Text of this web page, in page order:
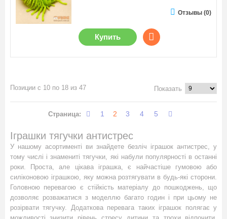
Отзывы (0)
Купить
Позиции с 10 по 18 из 47 Показать
Страница: 1 2 3 4 5
Іграшки тягучки антистрес
У нашому асортименті ви знайдете безліч іграшок антистрес, у
тому числі і знамениті тягучки, які набули популярності в останні
роки. Проста, але цікава іграшка, є найчастіше гумовою або
силіконовою іграшкою, яку можна розтягувати в будь-які сторони.
Головною перевагою є стійкість матеріалу до пошкоджень, що
дозволяє розважатися з моделлю багато годин і при цьому не
розірвати тягучку. Додаткова перевага таких іграшок полягає у